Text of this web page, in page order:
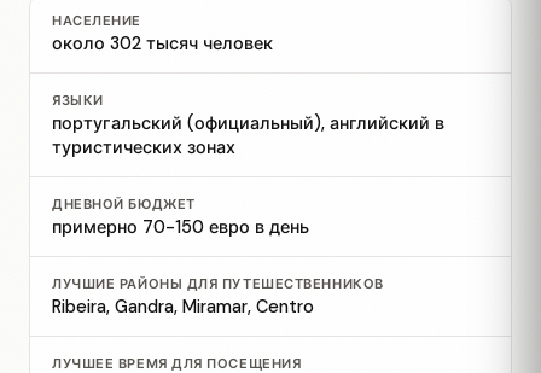
НАСЕЛЕНИЕ
около 302 тысяч человек
ЯЗЫКИ
португальский (официальный), английский в
туристических зонах
ДНЕВНОЙ БЮДЖЕТ
примерно 70-150 евро в день
ЛУЧШИЕ РАЙОНЫ ДЛЯ ПУТЕШЕСТВЕННИКОВ
Ribeira, Gandra, Miramar, Centro
ЛУЧШЕЕ ВРЕМЯ ДЛЯ ПОСЕЩЕНИЯ